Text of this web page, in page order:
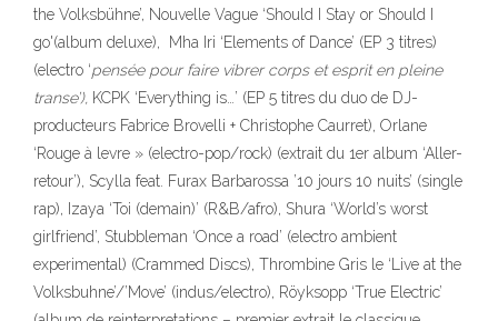
the Volksbühne’, Nouvelle Vague ‘Should I Stay or Should I
go'(album deluxe), Mha Iri ‘Elements of Dance’ (EP 3 titres)
(electro ‘pensée pour faire vibrer corps et esprit en pleine
transe’), KCPK ‘Everything is…’ (EP 5 titres du duo de DJ-
producteurs Fabrice Brovelli + Christophe Caurret), Orlane
‘Rouge à levre » (electro-pop/rock) (extrait du 1er album ‘Aller-
retour’), Scylla feat. Furax Barbarossa ’10 jours 10 nuits’ (single
rap), Izaya ‘Toi (demain)’ (R&B/afro), Shura ‘World’s worst
girlfriend’, Stubbleman ‘Once a road’ (electro ambient
experimental) (Crammed Discs), Thrombine Gris le ‘Live at the
Volksbuhne’/’Move’ (indus/electro), Röyksopp ‘True Electric’